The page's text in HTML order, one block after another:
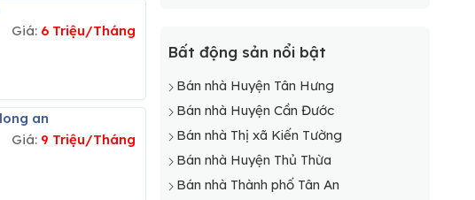
Giá: 6 Triệu/Tháng
an
Giá: 9 Triệu/Tháng
Bất động sản nổi bật
Bán nhà Huyện Tân Hưng
Bán nhà Huyện Cần Đước
Bán nhà Thị xã Kiến Tường
Bán nhà Huyện Thủ Thừa
Bán nhà Thành phố Tân An